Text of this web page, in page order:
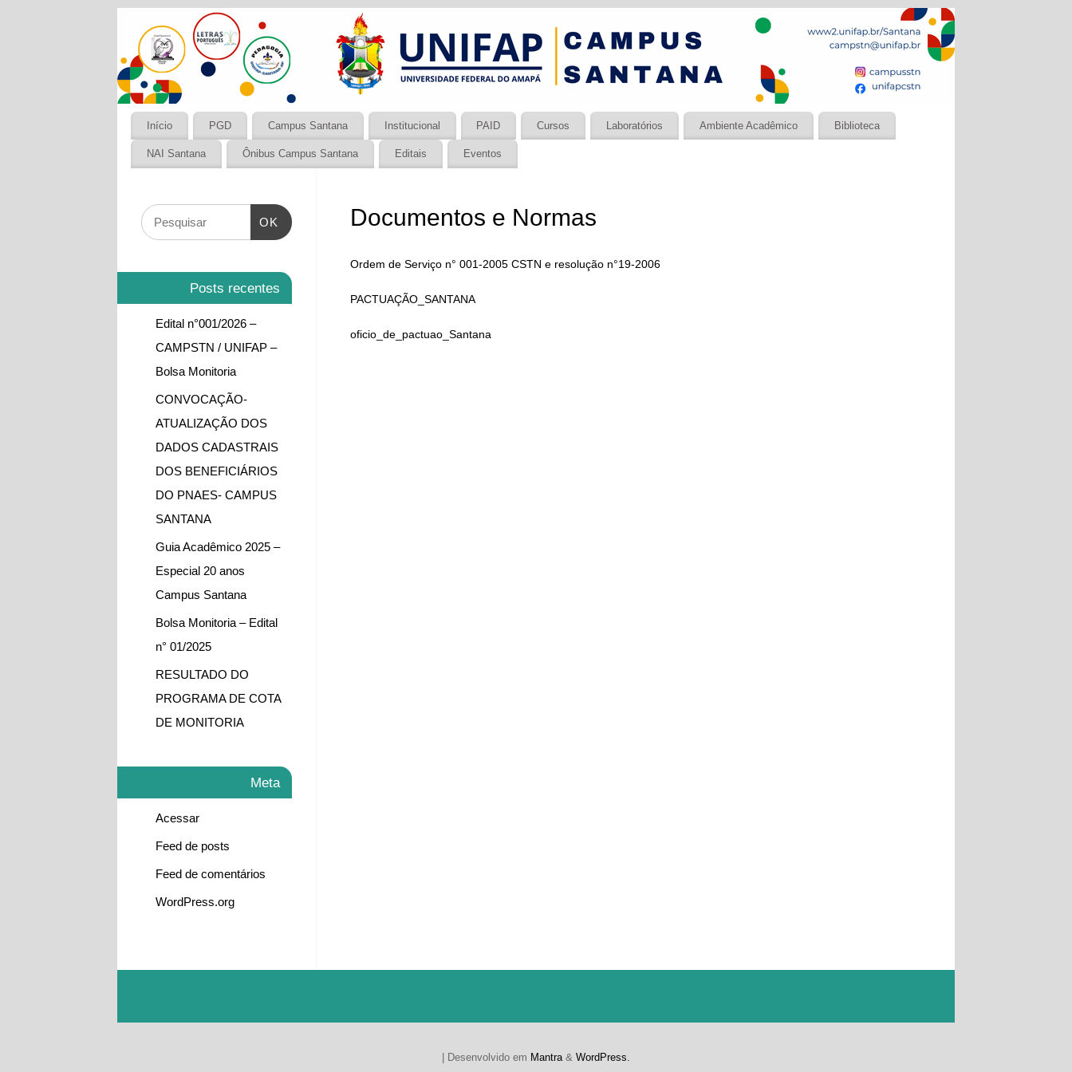
Início PGD Campus Santana Institucional PAID Cursos Laboratórios Ambiente Acadêmico Biblioteca
NAI Santana Ônibus Campus Santana Editais Eventos
Documentos e Normas
Ordem de Serviço n° 001-2005 CSTN e resolução n°19-2006
PACTUAÇÃO_SANTANA
oficio_de_pactuao_Santana
OK
Posts recentes
Edital n°001/2026 –
CAMPSTN / UNIFAP –
Bolsa Monitoria
CONVOCAÇÃO-
ATUALIZAÇÃO DOS
DADOS CADASTRAIS
DOS BENEFICIÁRIOS
DO PNAES- CAMPUS
SANTANA
Guia Acadêmico 2025 –
Especial 20 anos
Campus Santana
Bolsa Monitoria – Edital
n° 01/2025
RESULTADO DO
PROGRAMA DE COTA
DE MONITORIA
Meta
Acessar
Feed de posts
Feed de comentários
WordPress.org
| Desenvolvido em Mantra & WordPress.